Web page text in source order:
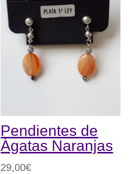
Pendientes de
Ágatas Naranjas
29,00€